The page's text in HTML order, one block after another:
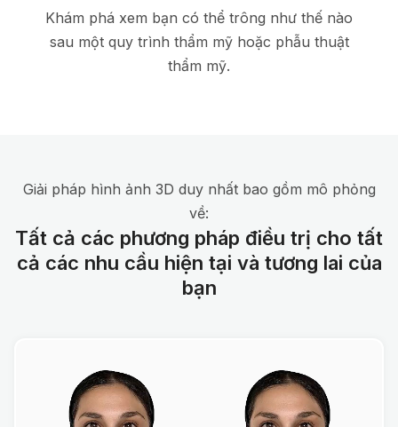
Khám phá xem bạn có thể trông như thế nào
sau một quy trình thẩm mỹ hoặc phẫu thuật
thẩm mỹ.
Giải pháp hình ảnh 3D duy nhất bao gồm mô phỏng
về:
Tất cả các phương pháp điều trị cho tất
cả các nhu cầu hiện tại và tương lai của
bạn